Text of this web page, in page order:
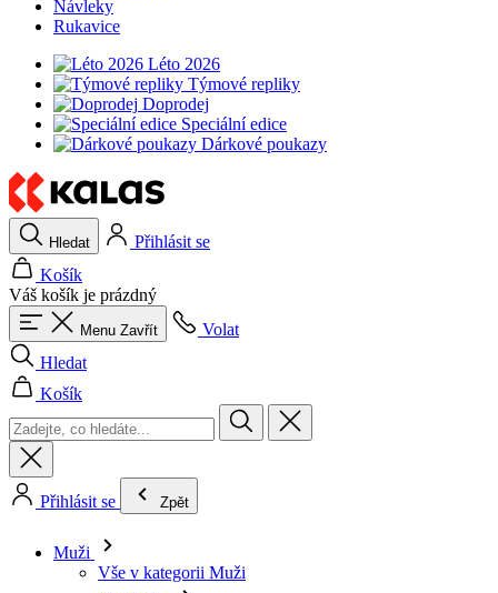
Návleky
Rukavice
Léto 2026
Týmové repliky
Doprodej
Speciální edice
Dárkové poukazy
Hledat
Přihlásit se
Košík
Váš košík je prázdný
Menu Zavřít
Volat
Hledat
Košík
Přihlásit se Zpět
Muži
Vše v kategorii Muži